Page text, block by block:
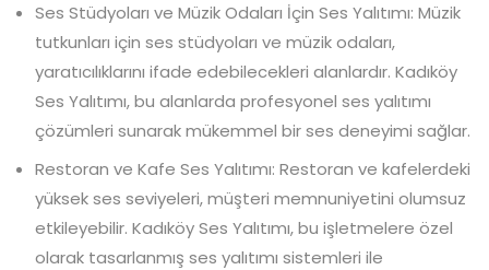
Ses Stüdyoları ve Müzik Odaları İçin Ses Yalıtımı: Müzik
tutkunları için ses stüdyoları ve müzik odaları,
yaratıcılıklarını ifade edebilecekleri alanlardır. Kadıköy
Ses Yalıtımı, bu alanlarda profesyonel ses yalıtımı
çözümleri sunarak mükemmel bir ses deneyimi sağlar.
Restoran ve Kafe Ses Yalıtımı: Restoran ve kafelerdeki
yüksek ses seviyeleri, müşteri memnuniyetini olumsuz
etkileyebilir. Kadıköy Ses Yalıtımı, bu işletmelere özel
olarak tasarlanmış ses yalıtımı sistemleri ile